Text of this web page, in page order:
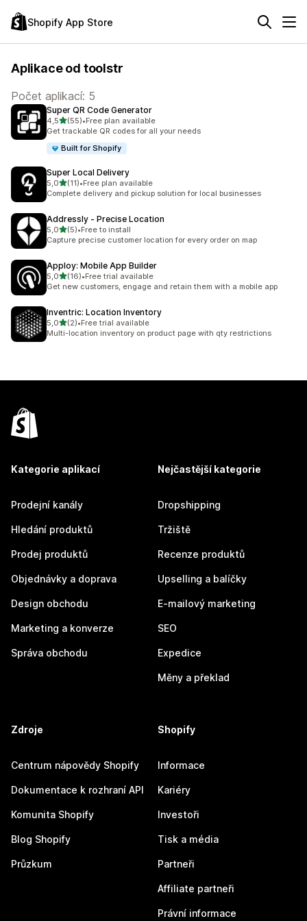
Shopify App Store
Aplikace od toolstr
Počet aplikací: 5
Super QR Code Generator
4,5z 5 hvězd
(55)
Celkový počet recenzí: 55
•Free plan available
Get trackable QR codes for all your needs
Built for Shopify
Super Local Delivery
5,0z 5 hvězd
(11)
Celkový počet recenzí: 11
•Free plan available
Complete delivery and pickup solution for local businesses
Addressly ‑ Precise Location
5,0z 5 hvězd
(5)
Celkový počet recenzí: 5
•Free to install
Capture precise customer location for every order on map
Apploy: Mobile App Builder
5,0z 5 hvězd
(16)
Celkový počet recenzí: 16
•Free trial available
Get new customers, engage and retain them with a mobile app
Inventric: Location Inventory
5,0z 5 hvězd
(2)
Celkový počet recenzí: 2
•Free trial available
Multi-location inventory on product page with qty restrictions
Kategorie aplikací
Prodejní kanály
Hledání produktů
Prodej produktů
Objednávky a doprava
Design obchodu
Marketing a konverze
Správa obchodu
Nejčastější kategorie
Dropshipping
Tržiště
Recenze produktů
Upselling a balíčky
E-mailový marketing
SEO
Expedice
Měny a překlad
Zdroje
Centrum nápovědy Shopify
Dokumentace k rozhraní API
Komunita Shopify
Blog Shopify
Průzkum
Shopify
Informace
Kariéry
Investoři
Tisk a média
Partneři
Affiliate partneři
Právní informace